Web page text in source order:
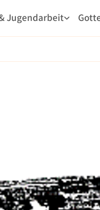
Jugendarbeit